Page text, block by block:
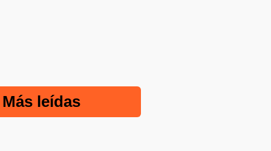
Más leídas